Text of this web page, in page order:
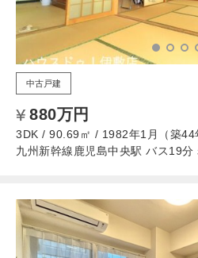
中古戸建
880万円
3DK / 90.69㎡ / 1982年1月（築44
九州新幹線鹿児島中央駅 バス19